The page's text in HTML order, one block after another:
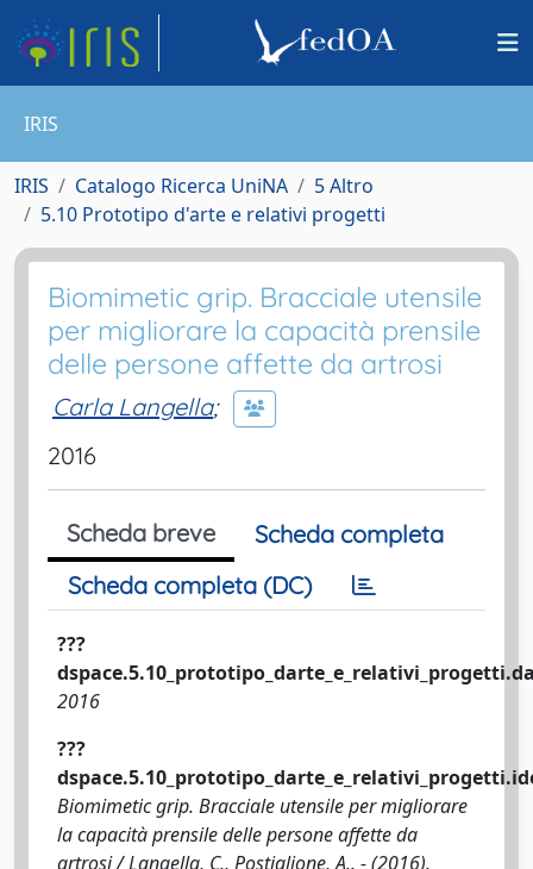
IRIS
IRIS Catalogo Ricerca UniNA
5 Altro
5.10 Prototipo d'arte e relativi progetti
Biomimetic grip. Bracciale utensile
per migliorare la capacità prensile
delle persone affette da artrosi
Carla Langella;
2016
Scheda breve
Scheda completa
Scheda completa (DC)
???
2016
???
Biomimetic grip. Bracciale utensile per migliorare
la capacità prensile delle persone affette da
artrosi / Langella, C., Postiglione, A.. - (2016).